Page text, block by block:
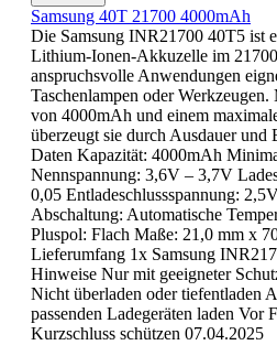
Samsung 40T 21700 4000mAh
Die Samsung INR21700 40T5 ist
Lithium-Ionen-Akkuzelle im
anspruchsvolle Anwendungen
Taschenlampen oder
von 4000mAh und einem
überzeugt sie durch Ausdauer und
Daten Kapazität: 4000mAh
Nennspannung: 3,6V – 3,7V
0,05 Entladeschlussspannung:
Abschaltung: Automatische
Pluspol: Flach Maße: 21,0 mm x
Lieferumfang 1x Samsung
Hinweise Nur mit geeigneter
Nicht überladen oder tiefentladen
passenden Ladegeräten laden Vor
Kurzschluss schützen 07.04.2025